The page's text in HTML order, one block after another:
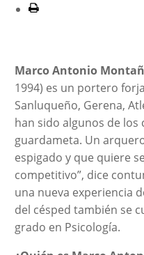
Marco Antonio
1994) es un portero
Sanluqueño, Gerena,
han sido algunos de los
guardameta. Un
espigado y que quiere
competitivo”, dice
una nueva experiencia
del césped también se
grado en Psicología.